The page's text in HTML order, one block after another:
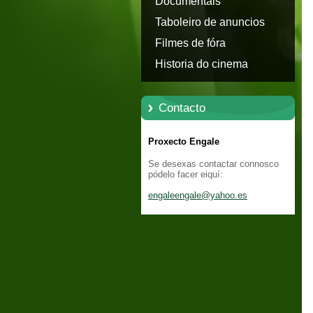
Taboleiro de anuncios
Filmes de fóra
Historia do cinema
Contacto
Proxecto Engale
Se desexas contactar connosco
pódelo facer eiquí:
engaleengale@yahoo.es